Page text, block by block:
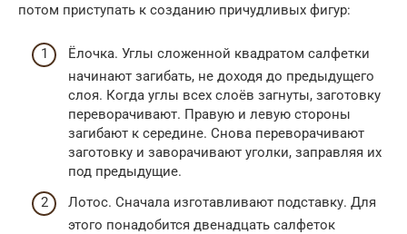
потом приступать к созданию причудливых фигур:
Ёлочка. Углы сложенной квадратом салфетки
начинают загибать, не доходя до предыдущего
слоя. Когда углы всех слоёв загнуты, заготовку
переворачивают. Правую и левую стороны
загибают к середине. Снова переворачивают
заготовку и заворачивают уголки, заправляя их
под предыдущие.
Лотос. Сначала изготавливают подставку. Для
этого понадобится двенадцать салфеток